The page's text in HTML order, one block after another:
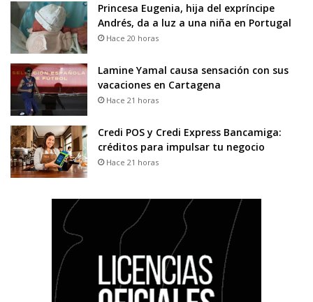
Princesa Eugenia, hija del expríncipe
Andrés, da a luz a una niña en Portugal
Hace 20 horas
Lamine Yamal causa sensación con sus
vacaciones en Cartagena
Hace 21 horas
Credi POS y Credi Express Bancamiga:
créditos para impulsar tu negocio
Hace 21 horas